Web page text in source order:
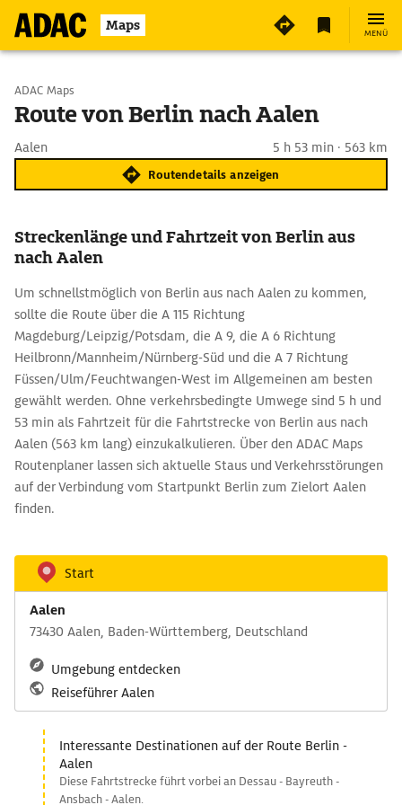
Maps MENÜ
Start wählen
ADAC Maps
Route von Berlin nach Aalen
Aalen 5 h 53 min · 563 km
Routendetails anzeigen
Streckenlänge und Fahrtzeit von Berlin aus
nach Aalen
Um schnellstmöglich von Berlin aus nach Aalen zu kommen,
sollte die Route über die A 115 Richtung
Magdeburg/Leipzig/Potsdam, die A 9, die A 6 Richtung
Heilbronn/Mannheim/Nürnberg-Süd und die A 7 Richtung
Füssen/Ulm/Feuchtwangen-West im Allgemeinen am besten
gewählt werden. Ohne verkehrsbedingte Umwege sind 5 h und
53 min als Fahrtzeit für die Fahrtstrecke von Berlin aus nach
Aalen (563 km lang) einzukalkulieren. Über den ADAC Maps
Routenplaner lassen sich aktuelle Staus und Verkehrsstörungen
auf der Verbindung vom Startpunkt Berlin zum Zielort Aalen
finden.
Start
Aalen
73430 Aalen, Baden-Württemberg, Deutschland
Umgebung entdecken
Reiseführer Aalen
Interessante Destinationen auf der Route Berlin -
Aalen
Diese Fahrtstrecke führt vorbei an Dessau - Bayreuth -
Ansbach - Aalen.